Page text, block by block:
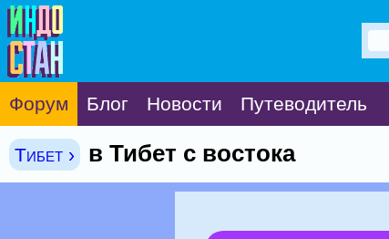
Форум Блог Новости Путеводитель
Тибет › в Тибет с востока